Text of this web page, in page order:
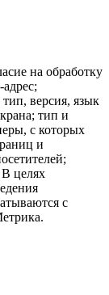
на обработку
версия, язык
тип и
с которых
и
В целях
с